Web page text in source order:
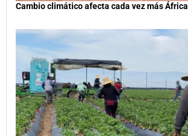
Cambio climático afecta cada vez más África